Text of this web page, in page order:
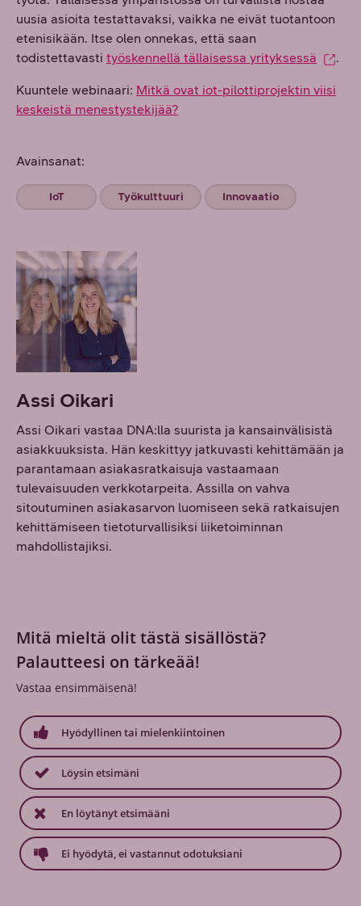
uusia asioita testattavaksi, vaikka ne eivät tuotantoon
etenisikään. Itse olen onnekas, että saan
todistettavasti työskennellä tällaisessa yrityksessä .
Kuuntele webinaari: Mitkä ovat iot-pilottiprojektin viisi
keskeistä menestystekijää?
Avainsanat:
IoT Työkulttuuri Innovaatio
Assi Oikari
Assi Oikari vastaa DNA:lla suurista ja kansainvälisistä
asiakkuuksista. Hän keskittyy jatkuvasti kehittämään ja
parantamaan asiakasratkaisuja vastaamaan
tulevaisuuden verkkotarpeita. Assilla on vahva
sitoutuminen asiakasarvon luomiseen sekä ratkaisujen
kehittämiseen tietoturvallisiksi liiketoiminnan
mahdollistajiksi.
Mitä mieltä olit tästä sisällöstä?
Palautteesi on tärkeää!
Vastaa ensimmäisenä!
Hyödyllinen tai mielenkiintoinen
Löysin etsimäni
En löytänyt etsimääni
Ei hyödytä, ei vastannut odotuksiani